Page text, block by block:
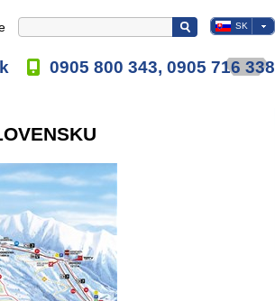
SK
0905 800 343, 0905 716 338